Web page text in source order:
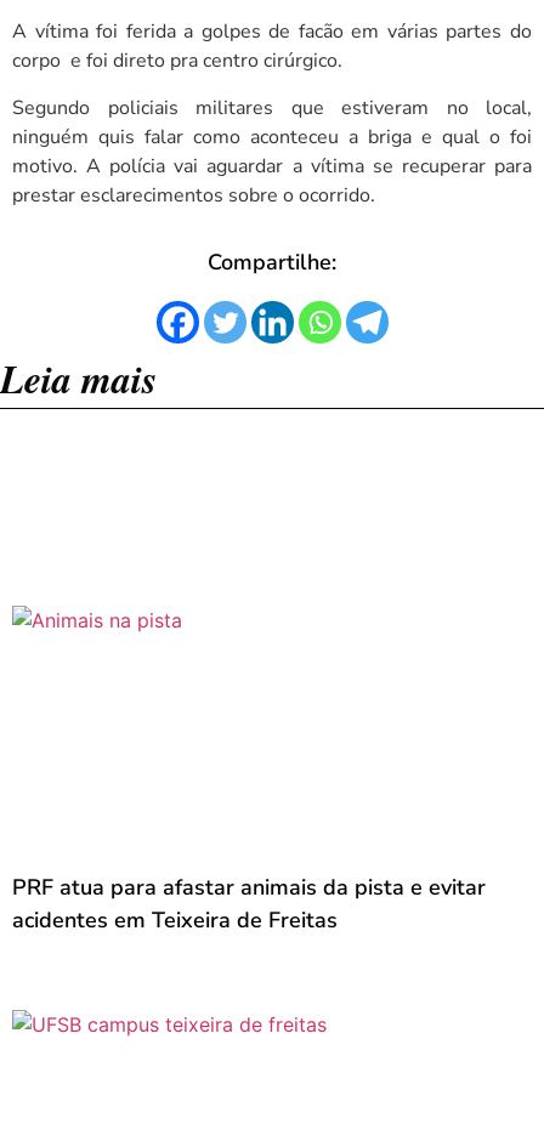
A vítima foi ferida a golpes de facão em várias partes do
corpo e foi direto pra centro cirúrgico.
Segundo policiais militares que estiveram no local,
ninguém quis falar como aconteceu a briga e qual o foi
motivo. A polícia vai aguardar a vítima se recuperar para
prestar esclarecimentos sobre o ocorrido.
Compartilhe:
Leia mais
PRF atua para afastar animais da pista e evitar
acidentes em Teixeira de Freitas